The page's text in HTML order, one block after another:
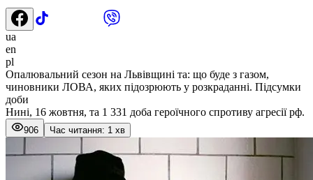
ua
en
pl
Опалювальний сезон на Львівщині та: що буде з газом,
чиновники ЛОВА, яких підозрюють у розкраданні. Підсумки
доби
Нині, 16 жовтня, та 1 331 доба героїчного спротиву агресії рф.
906 Час читання: 1 хв